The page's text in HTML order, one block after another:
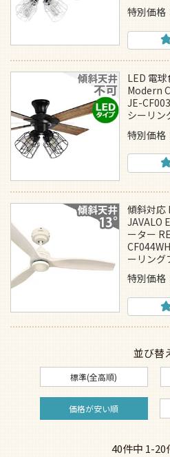
特別価格
LED 電
Modern
JE-
シーリン
特別価格
傾斜対応
JAVALO
ーター
ーリング
特別価格
並び替
標準(全高順)
価格が安い順
40件中 1-20